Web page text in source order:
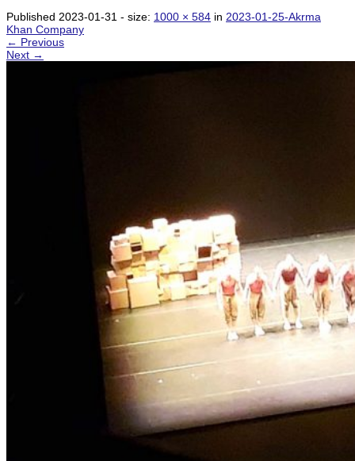
Published 2023-01-31 - size: 1000 × 584 in 2023-01-25-Akrma
Khan Company
← Previous
Next →